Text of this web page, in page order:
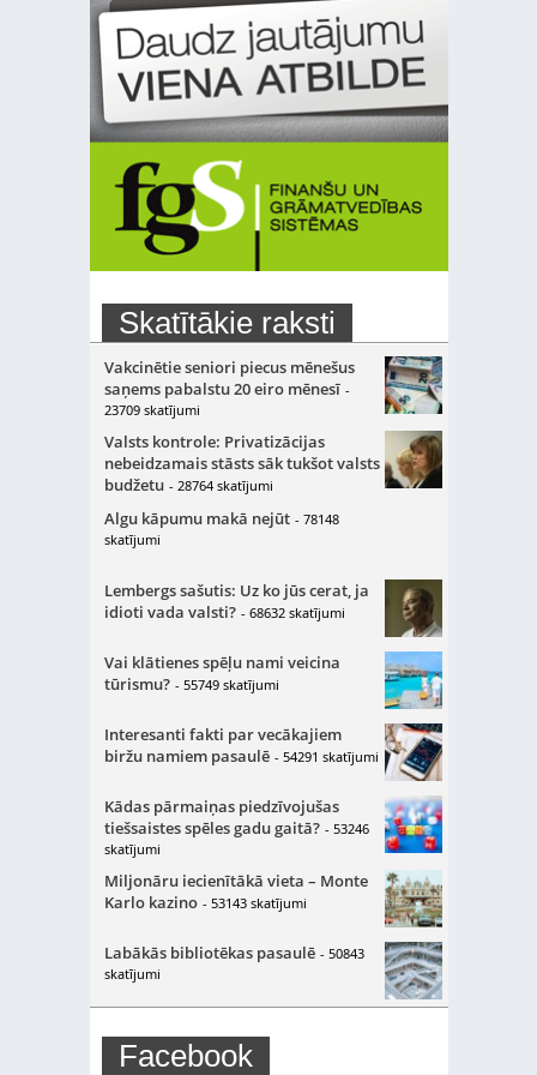
Skatītākie raksti
Vakcinētie seniori piecus mēnešus
saņems pabalstu 20 eiro mēnesī -
23709 skatījumi
Valsts kontrole: Privatizācijas
nebeidzamais stāsts sāk tukšot valsts
budžetu - 28764 skatījumi
Algu kāpumu makā nejūt - 78148
skatījumi
Lembergs sašutis: Uz ko jūs cerat, ja
idioti vada valsti? - 68632 skatījumi
Vai klātienes spēļu nami veicina
tūrismu? - 55749 skatījumi
Interesanti fakti par vecākajiem
biržu namiem pasaulē - 54291 skatījumi
Kādas pārmaiņas piedzīvojušas
tiešsaistes spēles gadu gaitā? - 53246
skatījumi
Miljonāru iecienītākā vieta – Monte
Karlo kazino - 53143 skatījumi
Labākās bibliotēkas pasaulē - 50843
skatījumi
Facebook